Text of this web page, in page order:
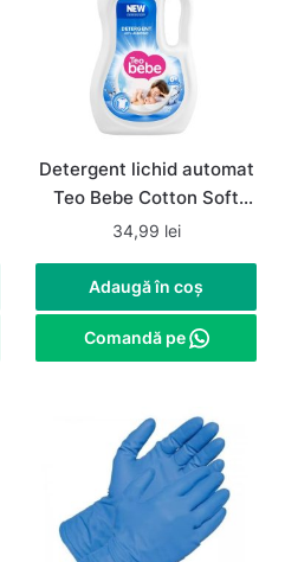
Detergent lichid automat
Teo Bebe Cotton Soft
Almond, 1.1 L, 20 spalari
34,99 lei
Adaugă în coș
Comandă pe